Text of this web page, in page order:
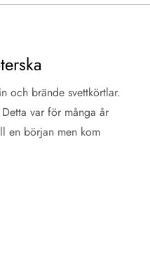
och brände svettkörtlar.
var för många år
en början men kom